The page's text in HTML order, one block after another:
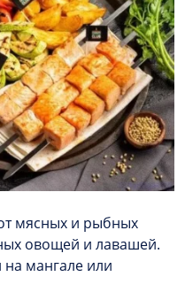
мясных и рыбных
овощей и лавашей.
мангале или